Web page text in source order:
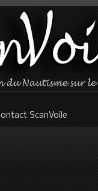
ScanVoile